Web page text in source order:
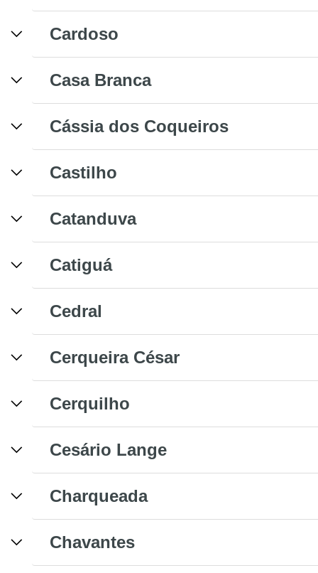
Cardoso
Casa Branca
Cássia dos Coqueiros
Castilho
Catanduva
Catiguá
Cedral
Cerqueira César
Cerquilho
Cesário Lange
Charqueada
Chavantes